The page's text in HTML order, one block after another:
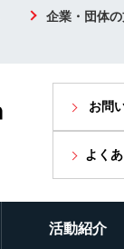
企業・団体
お問
よく
活動紹介